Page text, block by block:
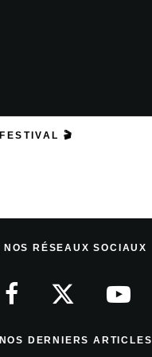
FESTIVAL 🎬
NOS RÉSEAUX SOCIAUX
NOS DERNIERS ARTICLES